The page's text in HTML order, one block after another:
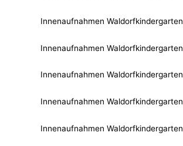
Innenaufnahmen Waldorfkindergarten
Innenaufnahmen Waldorfkindergarten
Innenaufnahmen Waldorfkindergarten
Innenaufnahmen Waldorfkindergarten
Innenaufnahmen Waldorfkindergarten